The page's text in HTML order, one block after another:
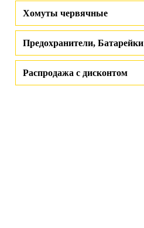
Хомуты червячные
Предохранители, Батарейки
Распродажа с дисконтом